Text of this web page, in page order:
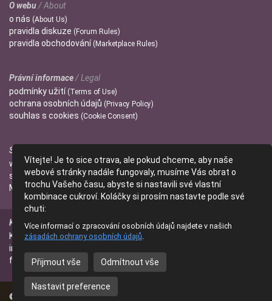
O webu/ About
o nás (About Us)
pravidla diskuze (Forum Rules)
pravidla obchodování (Marketplace Rules)
Právní informace/ Legal
podmínkyužití (Terms of Use)
ochrana osobních údajů (Privacy Policy)
souhlas s cookies (Cookie Consent)
Správci
wendulka
slniecko
Mitzi
Kontakt / Contact
Kontaktujte nás(Contact Us)
info@parfumanie.cz
facebook.com/parfumaniecz
© 2014 - 2026parfumanie.cz
Vítejte! Je to sice otrava, ale pokud chceme, aby naše
webové stránky nadále fungovaly, musíme Vás obrat o
trochu Vašeho času, abyste si nastavili své vlastní
kombinace cukroví. Koláčky si prosím nastavte podle své
chuti:
Více informací o zpracování osobních údajů najdete v našich
zásadách ochrany osobních údajů.
Přijmout vše Odmítnout vše
Nastavit preference